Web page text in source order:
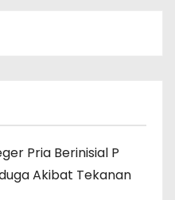
Pria Berinisial P
Akibat Tekanan